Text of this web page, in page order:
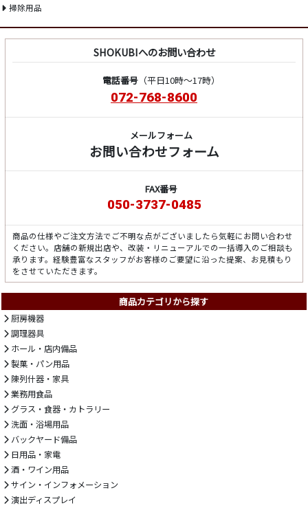
掃除用品
SHOKUBIへのお問い合わせ
電話番号（平日10時～17時）
072-768-8600
メールフォーム
お問い合わせフォーム
FAX番号
050-3737-0485
商品の仕様やご注文方法でご不明な点がございましたら気軽にお問い合わせ
ください。店舗の新規出店や、改装・リニューアルでの一括導入のご相談も
承ります。経験豊富なスタッフがお客様のご要望に沿った提案、お見積もり
をさせていただきます。
商品カテゴリから探す
厨房機器
調理器具
ホール・店内備品
製菓・パン用品
陳列什器・家具
業務用食品
グラス・食器・カトラリー
洗面・浴場用品
バックヤード備品
日用品・家電
酒・ワイン用品
サイン・インフォメーション
演出ディスプレイ